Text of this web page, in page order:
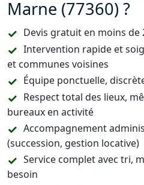
Marne (77360) ?
Devis gratuit en moins de
Intervention rapide et
et communes voisines
Équipe ponctuelle,
Respect total des lieux,
bureaux en activité
Accompagnement
(succession, gestion locative)
Service complet avec tri,
besoin